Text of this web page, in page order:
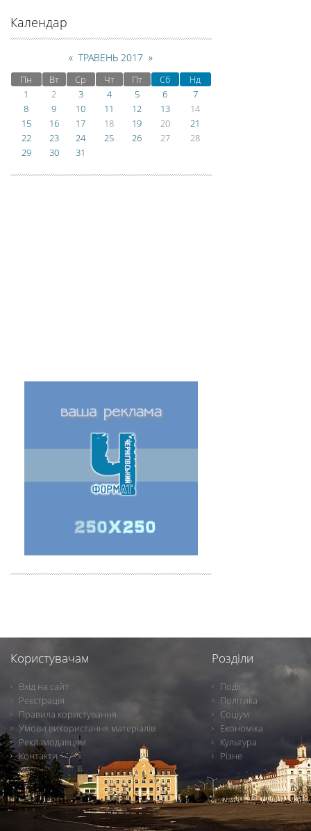
Календар
« ТРАВЕНЬ 2017 »
Пн Вт Ср Чт Пт Сб
Нд
1
2 3 4 5 6
7
8
9 10 11 12 13
14
15
16 17 18 19 20
21
22
23 24 25 26 27
28
29
30 31
Користувачам
Вхід на сайт
Реєстрація
Правила користування
Умови використання матеріалів
Рекламодавцям
Контакти
Розділи
Події
Політика
Соціум
Економіка
Культура
Різне